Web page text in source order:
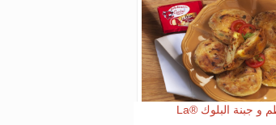
ملاوي بالكفتة و الطماطم و جبنة البلوك ®La